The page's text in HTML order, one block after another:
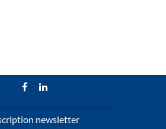
newsletter